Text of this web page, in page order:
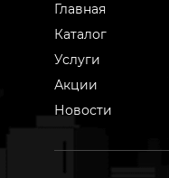
Главная
Каталог
Услуги
Акции
Новости